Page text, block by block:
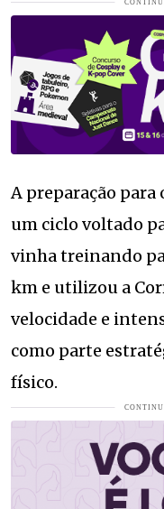
A preparação para
um ciclo voltado
vinha treinando
km e utilizou a
velocidade e
como parte
físico.